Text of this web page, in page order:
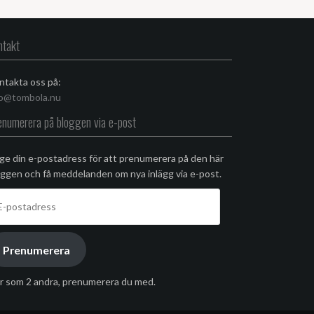
oss på:
på bloggen via e-post
din e-postadress för att prenumerera på den här
och få meddelanden om nya inlägg via e-post.
Prenumerera
som 2 andra, prenumerera du med.